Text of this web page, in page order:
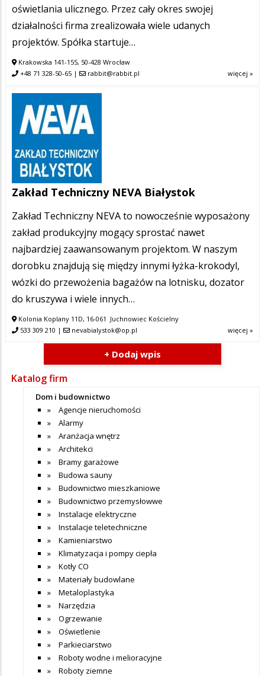
oświetlania ulicznego. Przez cały okres swojej
działalności firma zrealizowała wiele udanych
projektów. Spółka startuje…
Krakowska 141-155, 50-428 Wrocław
+48 71 328-50-65 | rabbit@rabbit.pl więcej »
Zakład Techniczny NEVA Białystok
Zakład Techniczny NEVA to nowocześnie wyposażony
zakład produkcyjny mogący sprostać nawet
najbardziej zaawansowanym projektom. W naszym
dorobku znajdują się między innymi łyżka-krokodyl,
wózki do przewożenia bagażów na lotnisku, dozator
do kruszywa i wiele innych…
Kolonia Koplany 11D, 16-061 Juchnowiec Kościelny
533 309 210 | nevabialystok@op.pl więcej »
+ Dodaj wpis
Katalog firm
Dom i budownictwo
Agencje nieruchomości
Alarmy
Aranżacja wnętrz
Architekci
Bramy garażowe
Budowa sauny
Budownictwo mieszkaniowe
Budownictwo przemysłowwe
Instalacje elektryczne
Instalacje teletechniczne
Kamieniarstwo
Klimatyzacja i pompy ciepła
Kotły CO
Materiały budowlane
Metaloplastyka
Narzędzia
Ogrzewanie
Oświetlenie
Parkieciarstwo
Roboty wodne i melioracyjne
Roboty ziemne